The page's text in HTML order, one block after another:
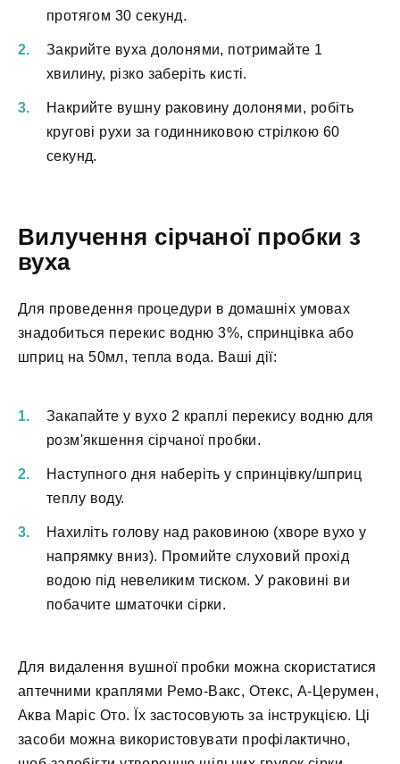
протягом 30 секунд.
Закрийте вуха долонями, потримайте 1
хвилину, різко заберіть кисті.
Накрийте вушну раковину долонями, робіть
кругові рухи за годинниковою стрілкою 60
секунд.
Вилучення сірчаної пробки з
вуха
Для проведення процедури в домашніх умовах
знадобиться перекис водню 3%, спринцівка або
шприц на 50мл, тепла вода. Ваші дії:
Закапайте у вухо 2 краплі перекису водню для
розм'якшення сірчаної пробки.
Наступного дня наберіть у спринцівку/шприц
теплу воду.
Нахиліть голову над раковиною (хворе вухо у
напрямку вниз). Промийте слуховий прохід
водою під невеликим тиском. У раковині ви
побачите шматочки сірки.
Для видалення вушної пробки можна скористатися
аптечними краплями Ремо-Вакс, Отекс, А-Церумен,
Аква Маріс Ото. Їх застосовують за інструкцією. Ці
засоби можна використовувати профілактично,